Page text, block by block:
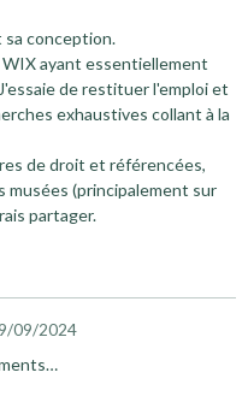
sa conception.
ayant essentiellement
de restituer l'emploi et
exhaustives collant à la
de droit et référencées,
(principalement sur
partager.
09/2024